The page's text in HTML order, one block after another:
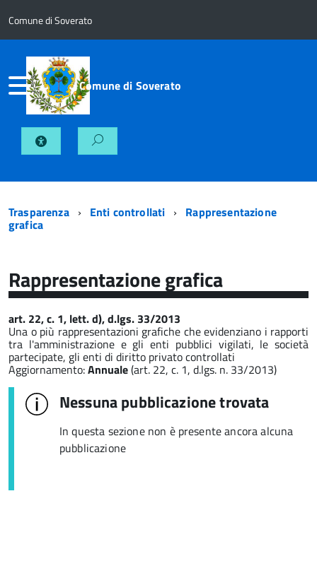
Comune di Soverato
Comune di Soverato
Trasparenza Enti controllati Rappresentazione
grafica
Rappresentazione grafica
art. 22, c. 1, lett. d), d.lgs. 33/2013
Una o più rappresentazioni grafiche che evidenziano i rapporti
tra l'amministrazione e gli enti pubblici vigilati, le società
partecipate, gli enti di diritto privato controllati
Aggiornamento:Annuale(art. 22, c. 1, d.lgs. n. 33/2013)
Nessuna pubblicazione trovata
In questa sezione non è presente ancora alcuna
pubblicazione